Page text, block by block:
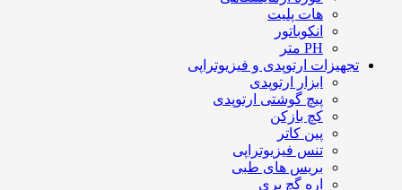
هات پلیت
انکوباتور
PH متر
تجهیزات ارتوپدی و فیزیوتراپی
ابزار ارتوپدی
پیچ گوشتی ارتوپدی
کچ بازکن
پین کاتر
تنس فیزیوتراپی
بریس های طبی
اره گچ بری